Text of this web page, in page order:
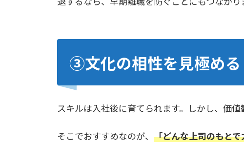
③文化の相性を見極める
スキルは入社後に育てられます。しかし、価値
そこでおすすめなのが、 「どんな上司のもと